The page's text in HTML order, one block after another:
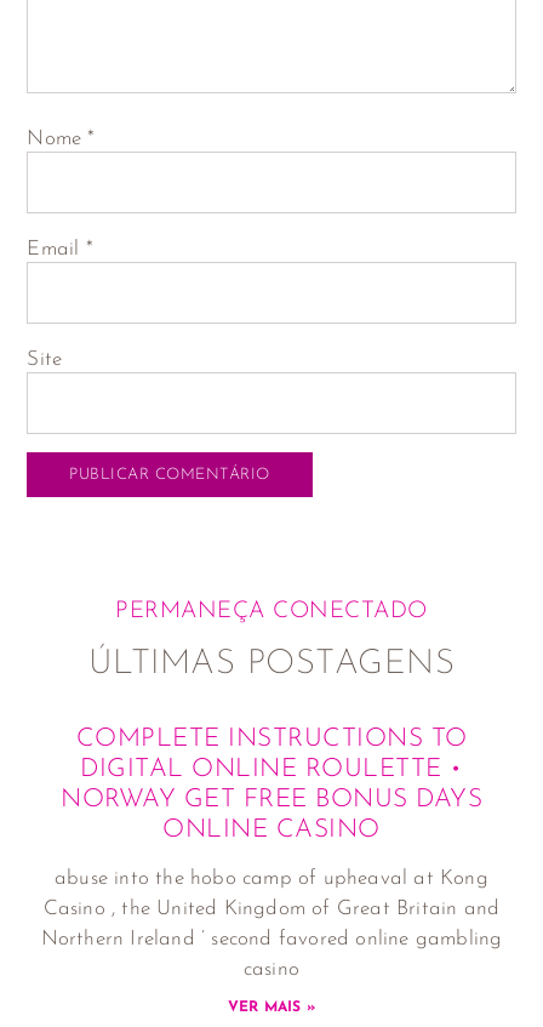
Nome*
Email *
Site
PERMANEÇA CONECTADO
ÚLTIMAS POSTAGENS
COMPLETE INSTRUCTIONS TO
DIGITAL ONLINE ROULETTE •
NORWAY GET FREE BONUS DAYS
ONLINE CASINO
abuse into the hobo camp of upheaval at Kong
Casino , the United Kingdom of Great Britain and
Northern Ireland ’ second favored online gambling
casino
VER MAIS »